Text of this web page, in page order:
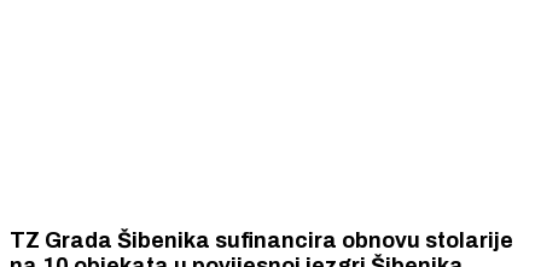
TZ Grada Šibenika sufinancira obnovu stolarije